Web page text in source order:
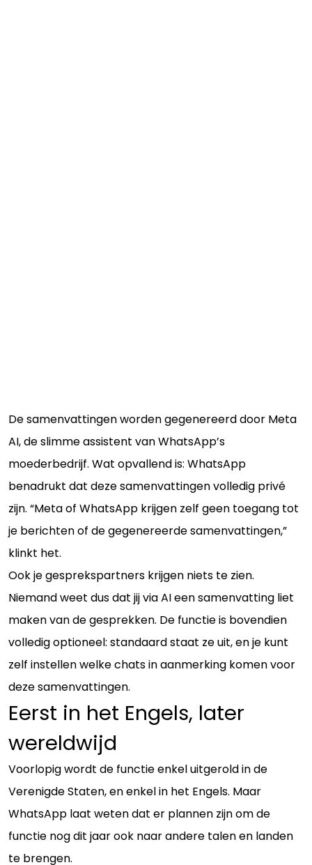
De samenvattingen worden gegenereerd door Meta
AI, de slimme assistent van WhatsApp’s
moederbedrijf. Wat opvallend is: WhatsApp
benadrukt dat deze samenvattingen volledig privé
zijn. “Meta of WhatsApp krijgen zelf geen toegang tot
je berichten of de gegenereerde samenvattingen,”
klinkt het.
Ook je gesprekspartners krijgen niets te zien.
Niemand weet dus dat jij via AI een samenvatting liet
maken van de gesprekken. De functie is bovendien
volledig optioneel: standaard staat ze uit, en je kunt
zelf instellen welke chats in aanmerking komen voor
deze samenvattingen.
Eerst in het Engels, later
wereldwijd
Voorlopig wordt de functie enkel uitgerold in de
Verenigde Staten, en enkel in het Engels. Maar
WhatsApp laat weten dat er plannen zijn om de
functie nog dit jaar ook naar andere talen en landen
te brengen.